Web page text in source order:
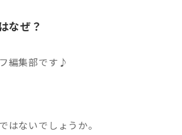
なぜ？
編集部です♪
ないでしょうか。